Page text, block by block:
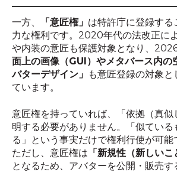
一方、 「意匠権」 は特許庁に登録する
力な権利です。2020年代の法改正に
や内装の意匠も保護対象となり、2026
面上の画像（GUI）やメタバース内の
バターデザイン」 も意匠登録の対象
ています。
意匠権を持っていれば、「依拠（真似
明する必要がありません。「似ている
る」という事実だけで権利行使が可能
ただし、意匠権は 「新規性（新しいこ
となるため、アバターを公開・販売す